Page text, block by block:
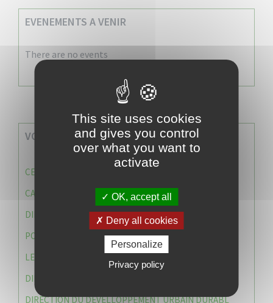
EVENEMENTS A VENIR
There are no events
VOS SERVICES MUNICIPAUX
CENTRE COMMUNAL D’ACTION SOCIALE (C.C.A.S)
CAISSE DES ÉCOLES
DIRECTION DES SERVICES TECHNIQUES
POLICE MUNICIPALE
LE CABINET DU MAIRE
DIRECTION DES RESSOURCES ET MOYENS
DIRECTION DU DEVELLOPPEMENT URBAIN DURABL
This site uses cookies
and gives you control
over what you want to
activate
OK, accept all
Deny all cookies
Personalize
Privacy policy